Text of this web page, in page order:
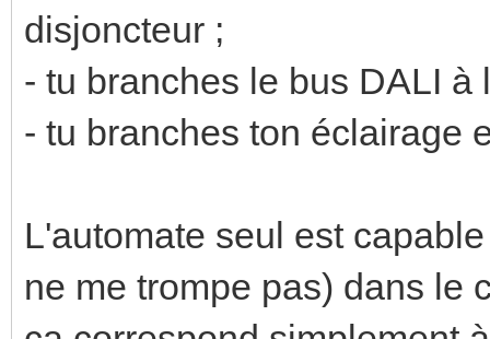
disjoncteur ;
- tu branches le bus DALI
- tu branches ton éclairage
L'automate seul est
ne me trompe pas) dans le